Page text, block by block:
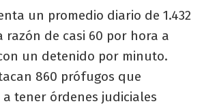
un promedio diario de 1.432
razón de casi 60 por hora a
un detenido por minuto.
860 prófugos que
tener órdenes judiciales